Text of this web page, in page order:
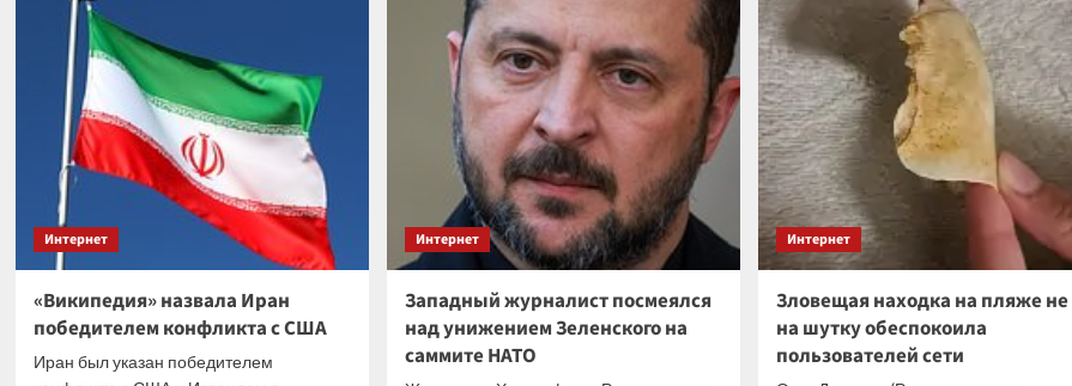
Starlink
получили
«необратимые
повреждения»
«перепрошивки»
старой
артиллерии
заглушила
спутники
Starlink.
Что
с
ними
произошло?
Интернет
«Википедия» назвала Иран
победителем конфликта с США
Иран был указан победителем
Интернет
Западный журналист посмеялся
над унижением Зеленского на
саммите НАТО
Интернет
Зловещая находка на пляже не
на шутку обеспокоила
пользователей сети